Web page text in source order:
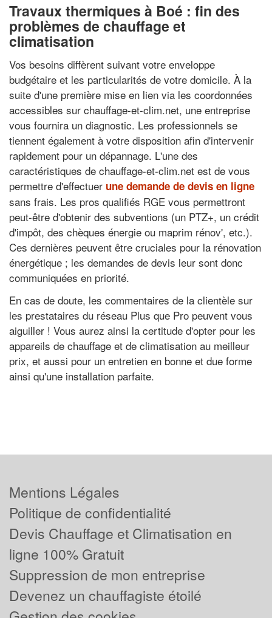
Travaux thermiques à Boé : fin des
problèmes de chauffage et
climatisation
Vos besoins diffèrent suivant votre enveloppe
budgétaire et les particularités de votre domicile. À la
suite d'une première mise en lien via les coordonnées
accessibles sur chauffage-et-clim.net, une entreprise
vous fournira un diagnostic. Les professionnels se
tiennent également à votre disposition afin d'intervenir
rapidement pour un dépannage. L'une des
caractéristiques de chauffage-et-clim.net est de vous
permettre d'effectuer une demande de devis en ligne
sans frais. Les pros qualifiés RGE vous permettront
peut-être d'obtenir des subventions (un PTZ+, un crédit
d'impôt, des chèques énergie ou maprim rénov', etc.).
Ces dernières peuvent être cruciales pour la rénovation
énergétique ; les demandes de devis leur sont donc
communiquées en priorité.
En cas de doute, les commentaires de la clientèle sur
les prestataires du réseau Plus que Pro peuvent vous
aiguiller ! Vous aurez ainsi la certitude d'opter pour les
appareils de chauffage et de climatisation au meilleur
prix, et aussi pour un entretien en bonne et due forme
ainsi qu'une installation parfaite.
Mentions Légales
Politique de confidentialité
Devis Chauffage et Climatisation en
ligne 100% Gratuit
Suppression de mon entreprise
Devenez un chauffagiste étoilé